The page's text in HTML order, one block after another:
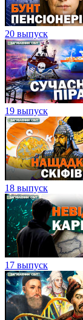
20 выпуск
19 выпуск
18 выпуск
17 выпуск